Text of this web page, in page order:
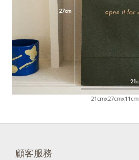
21cmx27cmx11cm
顧客服務